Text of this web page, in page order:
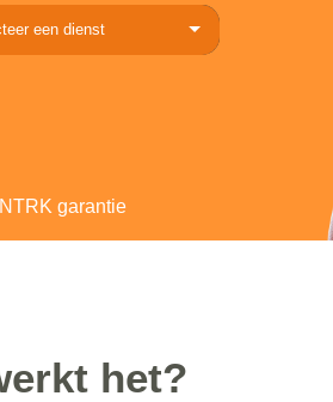
een dienst
NTRK garantie
het?